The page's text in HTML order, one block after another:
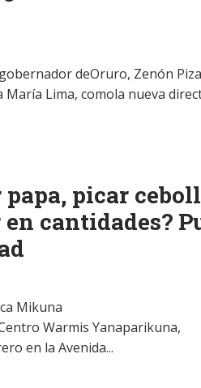
deOruro, Zenón
María Lima, comola nueva
picar
cantidades?
Mikuna
Warmis Yanaparikuna,
en la Avenida...